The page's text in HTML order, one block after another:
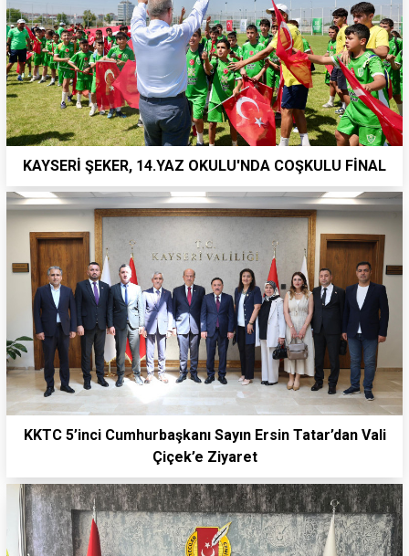
KAYSERİ ŞEKER, 14.YAZ OKULU'NDA COŞKULU FİNAL
KKTC 5’inci Cumhurbaşkanı Sayın Ersin Tatar’dan Vali
Çiçek’e Ziyaret